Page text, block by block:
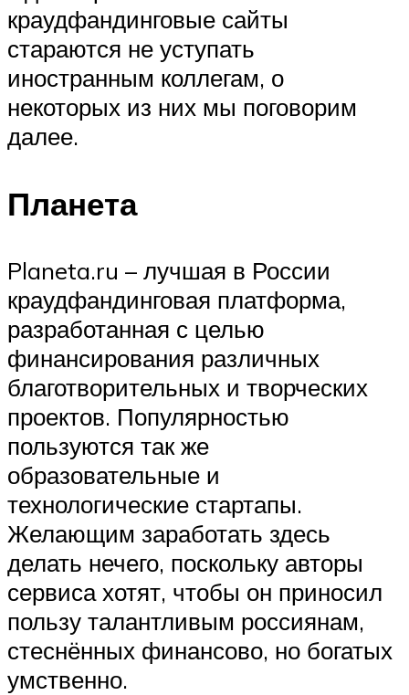
краудфандинговые сайты
стараются не уступать
иностранным коллегам, о
некоторых из них мы поговорим
далее.
Планета
Planeta.ru – лучшая в России
краудфандинговая платформа,
разработанная с целью
финансирования различных
благотворительных и творческих
проектов. Популярностью
пользуются так же
образовательные и
технологические стартапы.
Желающим заработать здесь
делать нечего, поскольку авторы
сервиса хотят, чтобы он приносил
пользу талантливым россиянам,
стеснённых финансово, но богатых
умственно.